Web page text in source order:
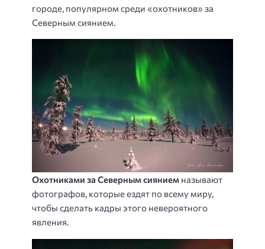
городе, популярном среди «охотников» за
Северным сиянием.
Охотниками за Северным сиянием называют
фотографов, которые ездят по всему миру,
чтобы сделать кадры этого невероятного
явления.